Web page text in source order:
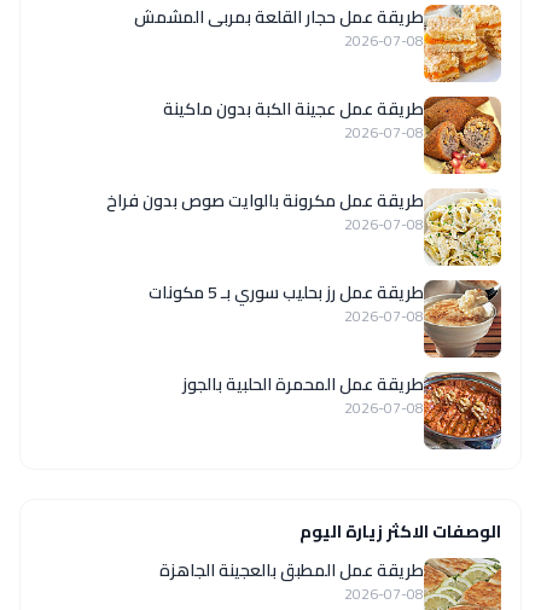
طريقة عمل حجار القلعة بمربى المشمش
2026-07-08
طريقة عمل عجينة الكبة بدون ماكينة
2026-07-08
طريقة عمل مكرونة بالوايت صوص بدون فراخ
2026-07-08
طريقة عمل رز بحليب سوري بـ 5 مكونات
2026-07-08
طريقة عمل المحمرة الحلبية بالجوز
2026-07-08
الوصفات الاكثر زيارة اليوم
طريقة عمل المطبق بالعجينة الجاهزة
2026-07-08